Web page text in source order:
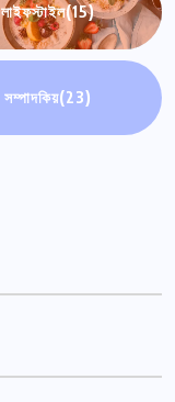
লাইফস্টাইল(15)
সম্পাদকিয়(23)